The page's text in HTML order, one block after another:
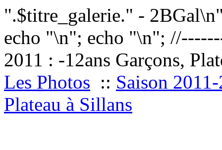
".$titre_galerie." -
echo "\n"; echo "\n";
2011 : -12ans Garçons,
Les Photos :: Saison
Plateau à Sillans